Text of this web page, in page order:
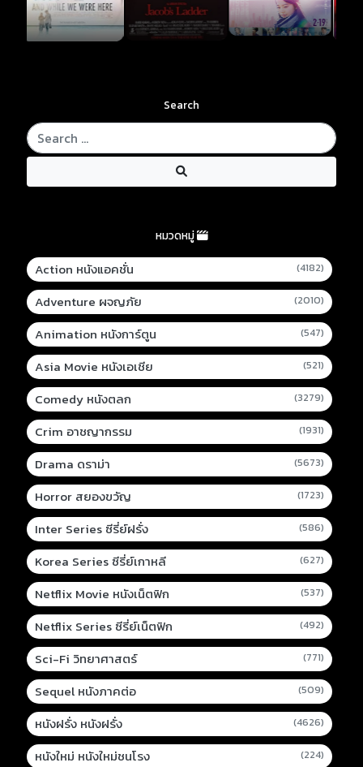
Search
หมวดหมู่
Action หนังแอคชั่น (4182)
Adventure ผจญภัย (2010)
Animation หนังการ์ตูน (547)
Asia Movie หนังเอเชีย (521)
Comedy หนังตลก (3279)
Crim อาชญากรรม (1931)
Drama ดราม่า (5673)
Horror สยองขวัญ (1723)
Inter Series ซีรี่ย์ฝรั่ง (586)
Korea Series ซีรี่ย์เกาหลี (627)
Netflix Movie หนังเน็ตฟิก (537)
Netflix Series ซีรี่ย์เน็ตฟิก (492)
Sci-Fi วิทยาศาสตร์ (771)
Sequel หนังภาคต่อ (509)
หนังฝรั่ง หนังฝรั่ง (4626)
หนังใหม่ หนังใหม่ชนโรง (224)